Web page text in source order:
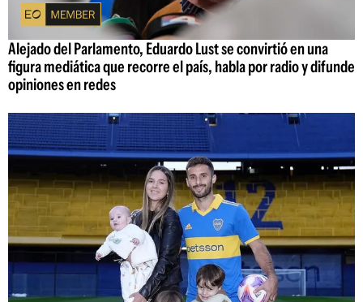
Alejado del Parlamento, Eduardo Lust se convirtió en una
figura mediática que recorre el país, habla por radio y difunde
opiniones en redes